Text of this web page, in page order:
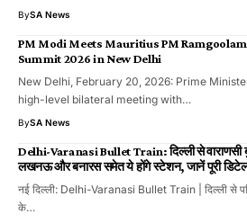
BySA News
PM Modi Meets Mauritius PM
Summit 2026 in New Delhi
New Delhi, February 20, 2026: Prime
high-level bilateral meeting with…
BySA News
Delhi-Varanasi Bullet Train: दिल्ली से वाराणसी
लखनऊ और बनारस समेत ये होंगे स्टेशन, जानें पूरी
नई दिल्ली: Delhi-Varanasi Bullet Train | दिल्ली से
के…